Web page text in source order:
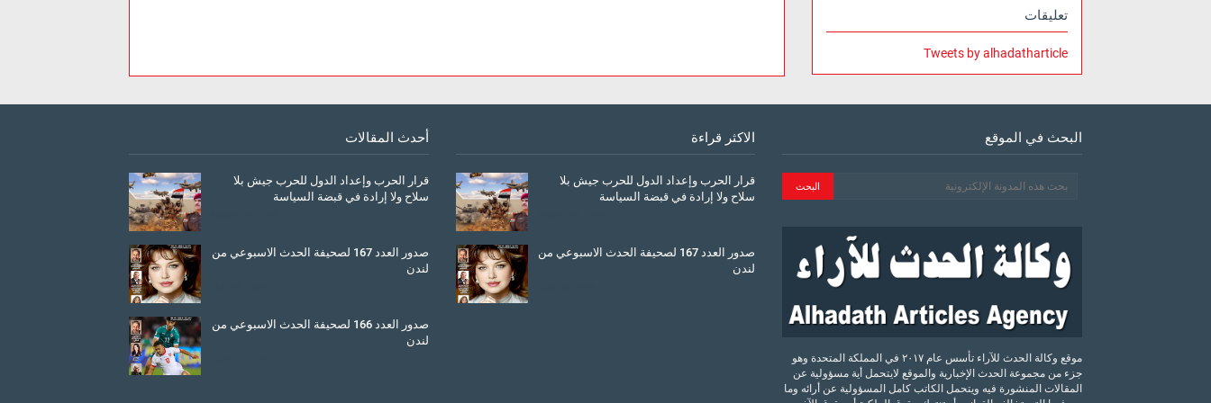
تعليقات
Tweets by alhadatharticle
البحث في الموقع
موقع وكالة الحدث للآراء تأسس عام ٢٠١٧ في المملكة المتحدة وهو
جزء من مجموعة الحدث الإخبارية والموقع لايتحمل أية مسؤولية عن
المقالات المنشورة فيه ويتحمل الكاتب كامل المسؤولية عن أرائه وما
الاكثر قراءة
قرار الحرب وإعداد الدول للحرب جيش بلا
سلاح ولا إرادة في قبضة السياسة
صدور العدد 167 لصحيفة الحدث الاسبوعي من
لندن
أحدث المقالات
قرار الحرب وإعداد الدول للحرب جيش بلا
سلاح ولا إرادة في قبضة السياسة
صدور العدد 167 لصحيفة الحدث الاسبوعي من
لندن
صدور العدد 166 لصحيفة الحدث الاسبوعي من
لندن